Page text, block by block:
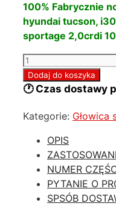
100% Fabrycznie
hyundai tucson,
sportage 2,0crdi
ilość
Nowa
głowica
Hyundai
crdi
Dodaj do koszyka
🕐 Czas dostawy
Kategorie: Głowica
OPIS
NUMER
PYTANIE O
SPSÓB